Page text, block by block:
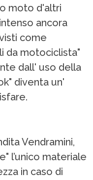
moto d'altri
ancora
come
da motociclista"
dall' uso della
diventa un'
Vendramini,
l’unico materiale
in caso di